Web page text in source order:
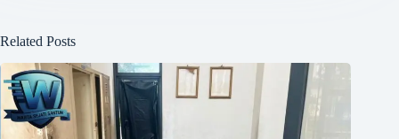
Related Posts